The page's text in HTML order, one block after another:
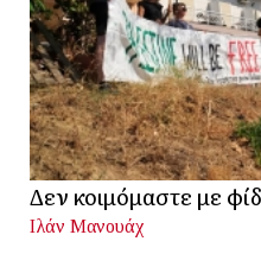
Δεν κοιμόμαστε με
Ιλάν Μανουάχ